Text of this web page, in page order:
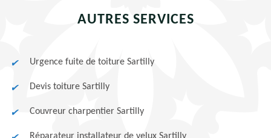
AUTRES SERVICES
Urgence fuite de toiture Sartilly
Devis toiture Sartilly
Couvreur charpentier Sartilly